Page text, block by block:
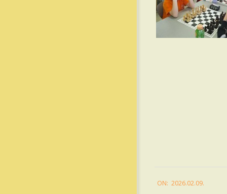
02-
ON: 2026.02.09.